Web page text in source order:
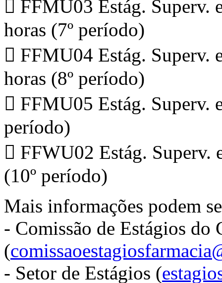
 FFMU03 Estág. Superv.
horas (7º período)
 FFMU04 Estág. Superv.
horas (8º período)
 FFMU05 Estág. Superv.
período)
 FFWU02 Estág. Superv.
(10º período)
Mais informações podem
- Comissão de Estágios do
(
- Setor de Estágios (